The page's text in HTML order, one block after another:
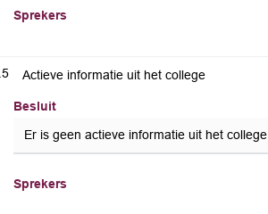
Sprekers
Actieve informatie uit het college
Besluit
Er is geen actieve informatie uit het college
Sprekers